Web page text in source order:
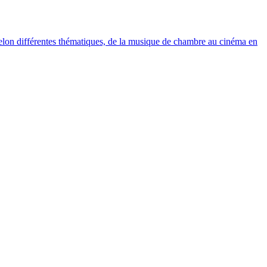
différentes thématiques, de la musique de chambre au cinéma en